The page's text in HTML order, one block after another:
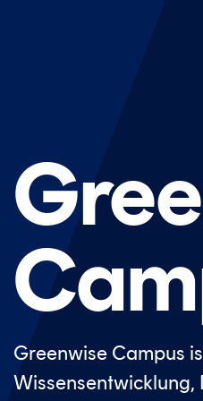
Greenwise Campus
Wissensentwicklung,